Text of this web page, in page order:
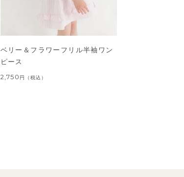
ベリー＆フラワーフリル半袖ワン
ピース
2,750 円 （税込）